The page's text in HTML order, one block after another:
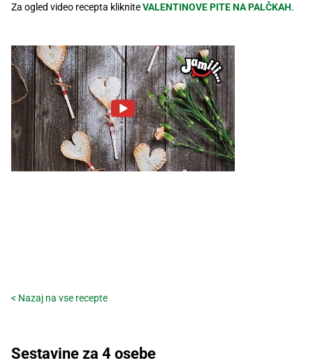
Za ogled video recepta klikniteVALENTINOVE PITE NA PALČKAH.
< Nazaj na vse recepte
Sestavine za 4 osebe